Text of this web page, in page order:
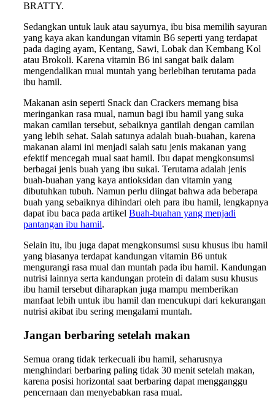
BRATTY.
Sedangkan untuk lauk atau sayurnya, ibu bisa memilih sayuran
yang kaya akan kandungan vitamin B6 seperti yang terdapat
pada daging ayam, Kentang, Sawi, Lobak dan Kembang Kol
atau Brokoli. Karena vitamin B6 ini sangat baik dalam
mengendalikan mual muntah yang berlebihan terutama pada
ibu hamil.
Makanan asin seperti Snack dan Crackers memang bisa
meringankan rasa mual, namun bagi ibu hamil yang suka
makan camilan tersebut, sebaiknya gantilah dengan camilan
yang lebih sehat. Salah satunya adalah buah-buahan, karena
makanan alami ini menjadi salah satu jenis makanan yang
efektif mencegah mual saat hamil. Ibu dapat mengkonsumsi
berbagai jenis buah yang ibu sukai. Terutama adalah jenis
buah-buahan yang kaya antioksidan dan vitamin yang
dibutuhkan tubuh. Namun perlu diingat bahwa ada beberapa
buah yang sebaiknya dihindari oleh para ibu hamil, lengkapnya
dapat ibu baca pada artikel Buah-buahan yang menjadi
pantangan ibu hamil.
Selain itu, ibu juga dapat mengkonsumsi susu khusus ibu hamil
yang biasanya terdapat kandungan vitamin B6 untuk
mengurangi rasa mual dan muntah pada ibu hamil. Kandungan
nutrisi lainnya serta kandungan protein di dalam susu khusus
ibu hamil tersebut diharapkan juga mampu memberikan
manfaat lebih untuk ibu hamil dan mencukupi dari kekurangan
nutrisi akibat ibu sering mengalami muntah.
Jangan berbaring setelah makan
Semua orang tidak terkecuali ibu hamil, seharusnya
menghindari berbaring paling tidak 30 menit setelah makan,
karena posisi horizontal saat berbaring dapat mengganggu
pencernaan dan menyebabkan rasa mual.